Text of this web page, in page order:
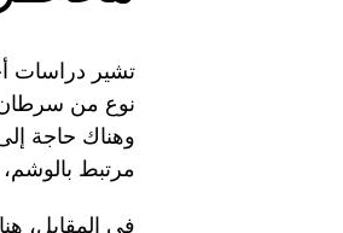
تشير دراسات
نوع من سرطان
وهناك حاجة
مرتبط
في المقابل،